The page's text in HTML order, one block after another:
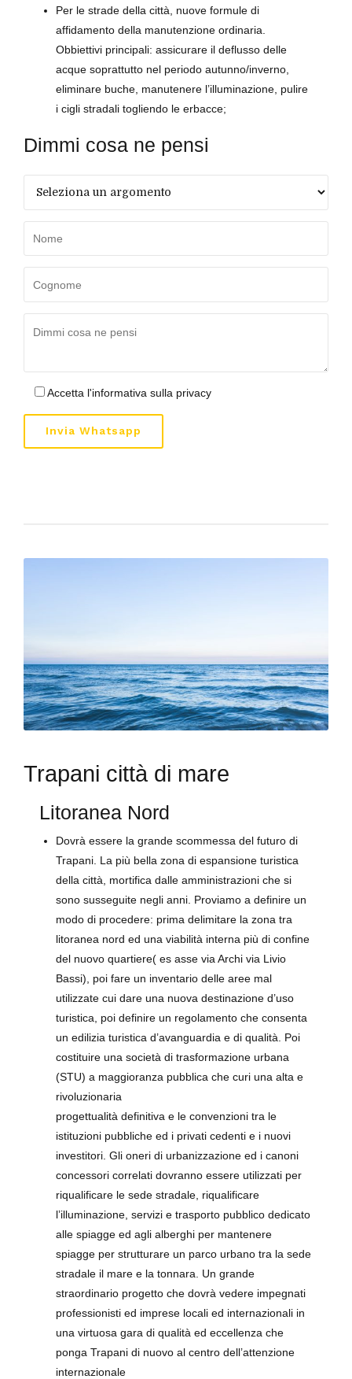
Per le strade della città, nuove formule di
affidamento della manutenzione ordinaria.
Obbiettivi principali: assicurare il deflusso delle
acque soprattutto nel periodo autunno/inverno,
eliminare buche, manutenere l’illuminazione, pulire
i cigli stradali togliendo le erbacce;
Dimmi cosa ne pensi
Accetta l'informativa sulla privacy
Trapani città di mare
Litoranea Nord
Dovrà essere la grande scommessa del futuro di
Trapani. La più bella zona di espansione turistica
della città, mortifica dalle amministrazioni che si
sono susseguite negli anni. Proviamo a definire un
modo di procedere: prima delimitare la zona tra
litoranea nord ed una viabilità interna più di confine
del nuovo quartiere( es asse via Archi via Livio
Bassi), poi fare un inventario delle aree mal
utilizzate cui dare una nuova destinazione d’uso
turistica, poi definire un regolamento che consenta
un edilizia turistica d’avanguardia e di qualità. Poi
costituire una società di trasformazione urbana
(STU) a maggioranza pubblica che curi una alta e
rivoluzionaria
progettualità definitiva e le convenzioni tra le
istituzioni pubbliche ed i privati cedenti e i nuovi
investitori. Gli oneri di urbanizzazione ed i canoni
concessori correlati dovranno essere utilizzati per
riqualificare le sede stradale, riqualificare
l’illuminazione, servizi e trasporto pubblico dedicato
alle spiagge ed agli alberghi per mantenere
spiagge per strutturare un parco urbano tra la sede
stradale il mare e la tonnara. Un grande
straordinario progetto che dovrà vedere impegnati
professionisti ed imprese locali ed internazionali in
una virtuosa gara di qualità ed eccellenza che
ponga Trapani di nuovo al centro dell’attenzione
internazionale